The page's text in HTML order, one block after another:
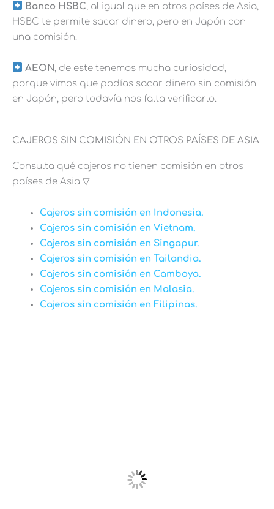
Banco HSBC, al igual que en otros países de Asia,
HSBC te permite sacar dinero, pero en Japón con
una comisión.
AEON, de este tenemos mucha curiosidad,
porque vimos que podías sacar dinero sin comisión
en Japón, pero todavía nos falta verificarlo.
CAJEROS SIN COMISIÓN EN OTROS PAÍSES DE ASIA
Consulta qué cajeros no tienen comisión en otros
países de Asia ▽
Cajeros sin comisión en Indonesia.
Cajeros sin comisión en Vietnam.
Cajeros sin comisión en Singapur.
Cajeros sin comisión en Tailandia.
Cajeros sin comisión en Camboya.
Cajeros sin comisión en Malasia.
Cajeros sin comisión en Filipinas.